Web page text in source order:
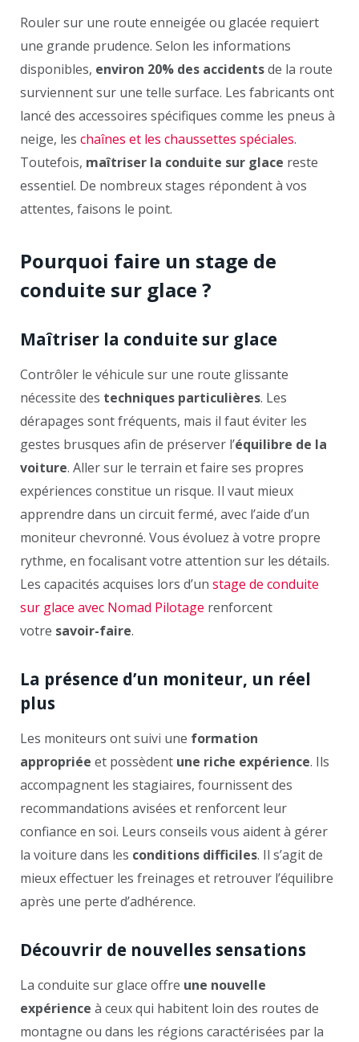
Rouler sur une route enneigée ou glacée requiert
une grande prudence. Selon les informations
disponibles, environ 20% des accidentsde la route
surviennent sur une telle surface. Les fabricants ont
lancé des accessoires spécifiques comme les pneus à
neige, les chaînes et les chaussettes spéciales.
Toutefois, maîtriser la conduite sur glace reste
essentiel. De nombreux stages répondent à vos
attentes, faisons le point.
Pourquoi faire un stage de
conduite sur glace ?
Maîtriser la conduite sur glace
Contrôler le véhicule sur une route glissante
nécessite des techniques particulières. Les
dérapages sont fréquents, mais il faut éviter les
gestes brusques afin de préserver l’équilibre de la
voiture. Aller sur le terrain et faire ses propres
expériences constitue un risque. Il vaut mieux
apprendre dans un circuit fermé, avec l’aide d’un
moniteur chevronné. Vous évoluez à votre propre
rythme, en focalisant votre attention sur les détails.
Les capacités acquises lors d’un stage de conduite
sur glace avec Nomad Pilotage renforcent
votre savoir-faire.
La présence d’un moniteur, un réel
plus
Les moniteurs ont suivi une formation
appropriée et possèdent une riche expérience. Ils
accompagnent les stagiaires, fournissent des
recommandations avisées et renforcent leur
confiance en soi. Leurs conseils vous aident à gérer
la voiture dans les conditions difficiles. Il s’agit de
mieux effectuer les freinages et retrouver l’équilibre
après une perte d’adhérence.
Découvrir de nouvelles sensations
La conduite sur glace offre une nouvelle
expérience à ceux qui habitent loin des routes de
montagne ou dans les régions caractérisées par la